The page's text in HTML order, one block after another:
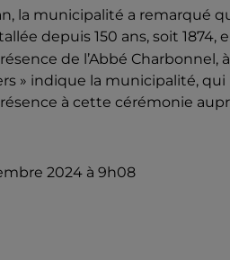
la municipalité a remarqué
depuis 150 ans, soit
de l’Abbé Charbonnel,
» indique la municipalité,
à cette cérémonie
2024 à 9h08